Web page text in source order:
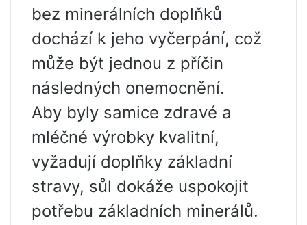
bez minerálních doplňků
dochází k jeho vyčerpání, což
může být jednou z příčin
následných onemocnění.
Aby byly samice zdravé a
mléčné výrobky kvalitní,
vyžadují doplňky základní
stravy, sůl dokáže uspokojit
potřebu základních minerálů.